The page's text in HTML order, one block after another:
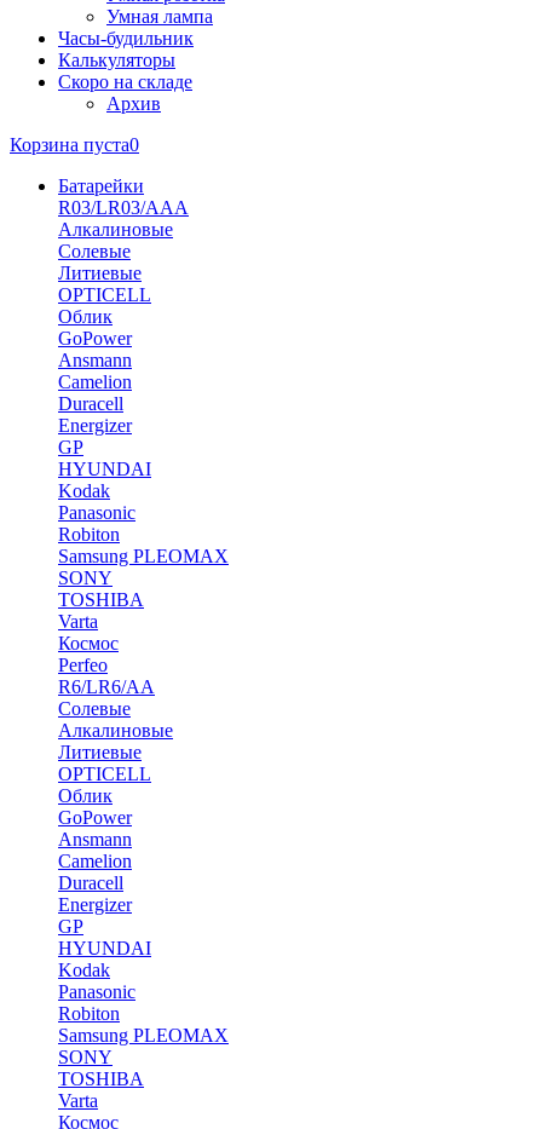
Умная лампа
Часы-будильник
Калькуляторы
Скоро на складе
Архив
Корзина пуста0
Батарейки
R03/LR03/AAA
Алкалиновые
Солевые
Литиевые
OPTICELL
Облик
GoPower
Ansmann
Camelion
Duracell
Energizer
GP
HYUNDAI
Kodak
Panasonic
Robiton
Samsung PLEOMAX
SONY
TOSHIBA
Varta
Космос
Perfeo
R6/LR6/AA
Солевые
Алкалиновые
Литиевые
OPTICELL
Облик
GoPower
Ansmann
Camelion
Duracell
Energizer
GP
HYUNDAI
Kodak
Panasonic
Robiton
Samsung PLEOMAX
SONY
TOSHIBA
Varta
Космос